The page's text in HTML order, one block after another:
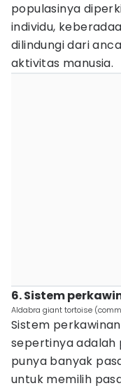
populasinya
individu,
dilindungi dari
aktivitas manusia.
6. Sistem
Aldabra giant tortoise
Sistem perkawinan
sepertinya adalah
punya banyak
untuk memilih